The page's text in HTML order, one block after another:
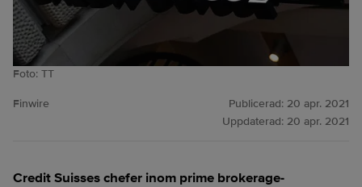
Foto: TT
Finwire Publicerad: 20 apr. 2021
Uppdaterad: 20 apr. 2021
Credit Suisses chefer inom prime brokerage-